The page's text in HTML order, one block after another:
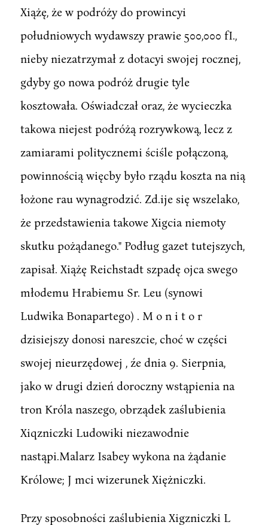
Xiążę, że w podróży do prowincyi
południowych wydawszy prawie 500,000 fI.,
nieby niezatrzymał z dotacyi swojej rocznej,
gdyby go nowa podróż drugie tyle
kosztowała. Oświadczał oraz, że wycieczka
takowa niejest podróżą rozrywkową, lecz z
zamiarami politycznemi ściśle połączoną,
powinnością więcby było rządu koszta na nią
łożone rau wynagrodzić. Zd.ije się wszelako,
że przedstawienia takowe Xigcia niemoty
skutku pożądanego." Podług gazet tutejszych,
zapisał. Xiążę Reichstadt szpadę ojca swego
młodemu Hrabiemu Sr. Leu (synowi
Ludwika Bonapartego) . M o n i t o r
dzisiejszy donosi nareszcie, choć w części
swojej nieurzędowej , źe dnia 9. Sierpnia,
jako w drugi dzień doroczny wstąpienia na
tron Króla naszego, obrządek zaślubienia
Xiqzniczki Ludowiki niezawodnie
nastąpi.Malarz Isabey wykona na żądanie
Królowe; J mci wizerunek Xiężniczki.
Przy sposobności zaślubienia Xigzniczki L